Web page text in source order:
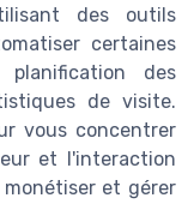
des outils
certaines
des
de visite.
vous concentrer
et l'interaction
monétiser et gérer